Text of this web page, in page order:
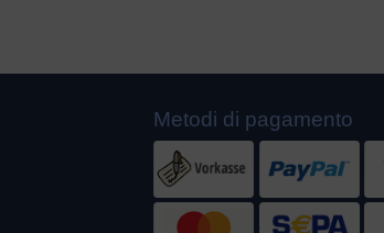
Metodi di pagamento